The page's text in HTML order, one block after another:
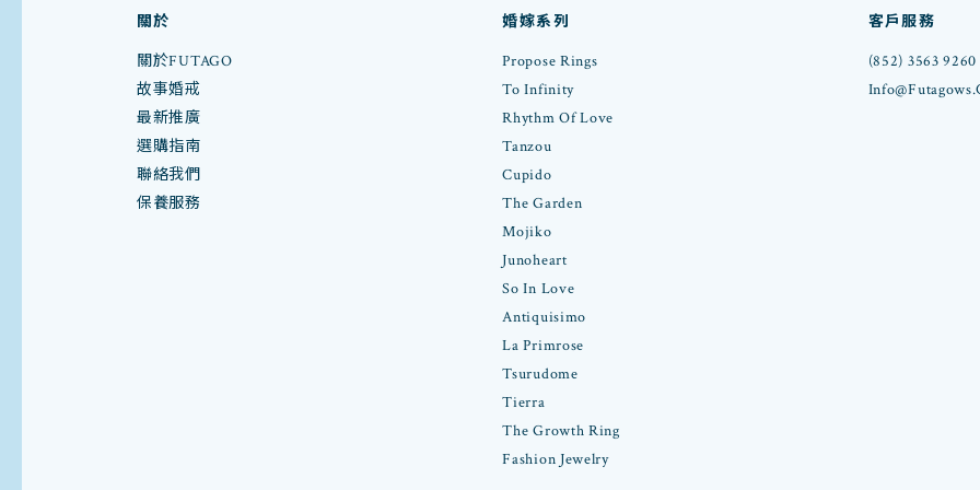
關於 婚嫁系列
客戶服務
關於FUTAGO
故事婚戒
最新推廣
選購指南
聯絡我們
保養服務
Propose Rings
To Infinity
Rhythm Of Love
Tanzou
Cupido
The Garden
Mojiko
Junoheart
So In Love
Antiquisimo
La Primrose
Tsurudome
Tierra
The Growth Ring
Fashion Jewelry
(852) 3563 9260